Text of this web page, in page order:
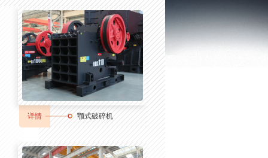
详情 颚式破碎机